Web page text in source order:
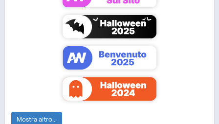
Mostra altro...